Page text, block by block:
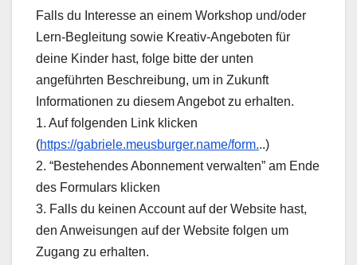
Falls du Interesse an einem Workshop und/oder
Lern-Begleitung sowie Kreativ-Angeboten für
deine Kinder hast, folge bitte der unten
angeführten Beschreibung, um in Zukunft
Informationen zu diesem Angebot zu erhalten.
1. Auf folgenden Link klicken
(https://gabriele.meusburger.name/form...)
2. “Bestehendes Abonnement verwalten” am Ende
des Formulars klicken
3. Falls du keinen Account auf der Website hast,
den Anweisungen auf der Website folgen um
Zugang zu erhalten.